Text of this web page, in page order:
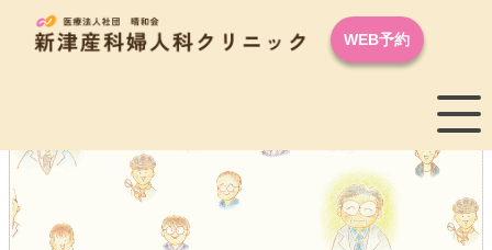
WEB予約